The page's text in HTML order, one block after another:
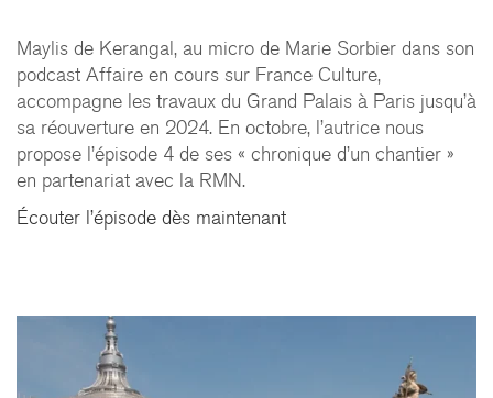
Maylis de Kerangal, au micro de Marie Sorbier dans son
podcast Affaire en cours sur France Culture,
accompagne les travaux du Grand Palais à Paris jusqu’à
sa réouverture en 2024. En octobre, l’autrice nous
propose l’épisode 4 de ses « chronique d’un chantier »
en partenariat avec la RMN.
Écouter l’épisode dès maintenant
CHATILLON ARCHITECTES
contact@chatillonarchitectes.com
recrutement@chatillonarchitectes.com
PARIS
+ 33 1 48 78 31 52
FERNEY-VOLTAIRE